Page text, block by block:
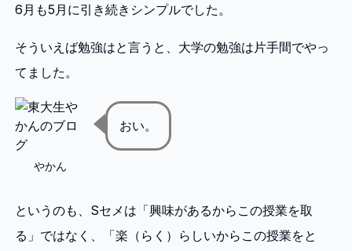
6月も5月に引き続きシンプルでした。
そういえば勉強はと言うと、大学の勉強は片手間でやっ
てました。
やかん
おい。
というのも、Sセメは「興味があるからこの授業を取
る」ではなく、「楽（らく）らしいからこの授業をと